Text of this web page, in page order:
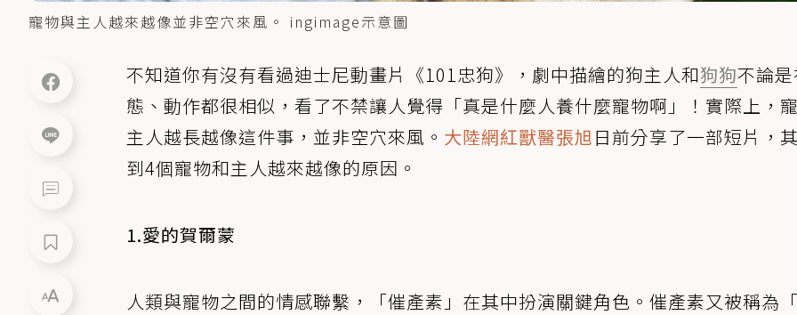
寵物與主人越來越像並非空穴來風。 ingimage示意圖
不知道你有沒有看過迪士尼動畫片《101忠狗》，劇中描繪的狗主人和狗狗不論
態、動作都很相似，看了不禁讓人覺得「真是什麼人養什麼寵物啊」！實際上，
主人越長越像這件事，並非空穴來風。 大陸網紅獸醫張旭日前分享了一部短片，
到4個寵物和主人越來越像的原因。
1.愛的賀爾蒙
人類與寵物之間的情感聯繫，「催產素」在其中扮演關鍵角色。催產素又被稱為